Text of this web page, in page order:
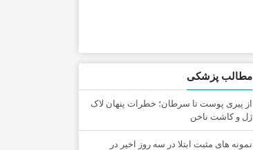
مطالب پزشکی
از پیری پوست تا سرطان؛ خطرات پنهان لاک
ژل و کاشت ناخن
نمونه های مثبت ابتلا در سه روز اخیر در